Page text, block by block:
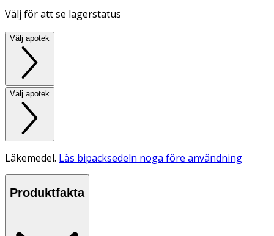
Välj för att se lagerstatus
Välj apotek
Välj apotek
Läkemedel. Läs bipacksedeln noga före användning
Produktfakta